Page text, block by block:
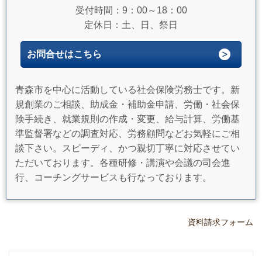
受付時間：9：00～18：00
定休日：土、日、祭日
お問合せはこちら
青森市を中心に活動している社会保険労務士です。新
規創業のご相談、助成金・補助金申請、労働・社会保
険手続き、就業規則の作成・変更、給与計算、労働基
準監督署などの調査対応、労務顧問などお気軽にご相
談下さい。スピーディ、かつ親切丁寧に対応させてい
ただいております。各種研修・講演や会議の司会進
行、コーチングサービスも行なっております。
資料請求フォーム